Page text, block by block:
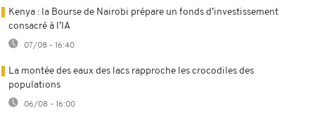
Kenya : la Bourse de Nairobi prépare un fonds d’investissement
consacré à l’IA
07/08 - 16:40
La montée des eaux des lacs rapproche les crocodiles des
populations
06/08 - 16:00